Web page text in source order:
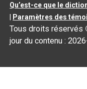
Qu’est-ce que le
Paramètres des
Tous droits réservés
jour du contenu :